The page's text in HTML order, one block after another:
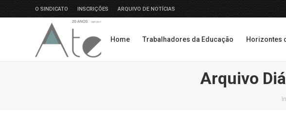
O SINDICATO INSCRIÇÕES ARQUIVO DE NOTÍCIAS
Home Trabalhadores da Educação Horizontes
Arquivo
Home Trabalhadores da Educação Horizontes